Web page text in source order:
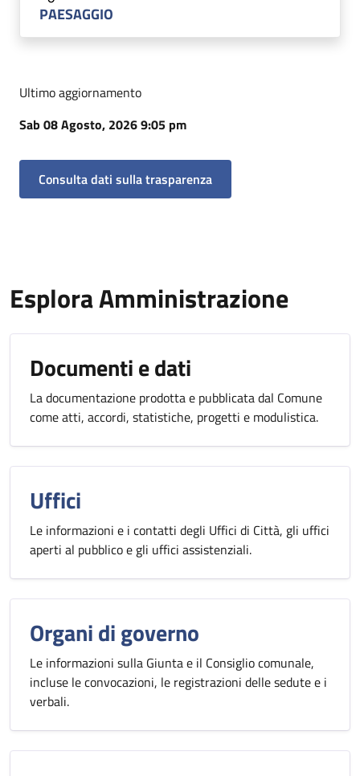
PAESAGGIO
Ultimo aggiornamento
Sab 08 Agosto, 2026 9:05 pm
Consulta dati sulla trasparenza
Esplora Amministrazione
Documenti e dati
La documentazione prodotta e pubblicata dal Comune
come atti, accordi, statistiche, progetti e modulistica.
Uffici
Le informazioni e i contatti degli Uffici di Città, gli uffici
aperti al pubblico e gli uffici assistenziali.
Organi di governo
Le informazioni sulla Giunta e il Consiglio comunale,
incluse le convocazioni, le registrazioni delle sedute e i
verbali.